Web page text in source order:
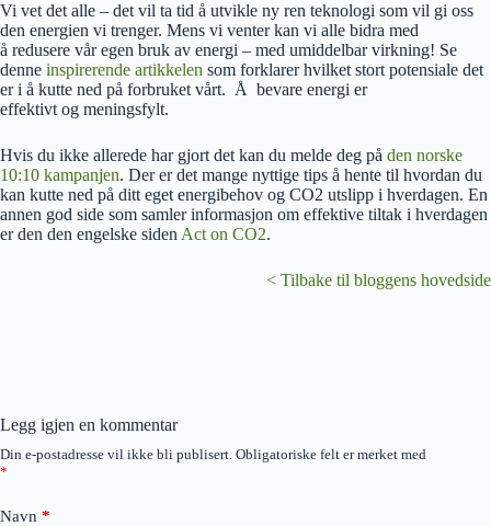
Vi vet det alle – det vil ta tid å utvikle ny ren teknologi som vil gi oss
den energien vi trenger. Mens vi venter kan vi alle bidra med
å redusere vår egen bruk av energi – med umiddelbar virkning! Se
denne inspirerende artikkelen som forklarer hvilket stort potensiale det
er i å kutte ned på forbruket vårt. Å bevare energi er
effektivt og meningsfylt.
Hvis du ikke allerede har gjort det kan du melde deg på den norske
10:10 kampanjen. Der er det mange nyttige tips å hente til hvordan du
kan kutte ned på ditt eget energibehov og CO2 utslipp i hverdagen. En
annen god side som samler informasjon om effektive tiltak i hverdagen
er den den engelske siden Act on CO2.
< Tilbake til bloggens hovedside
Legg igjen en kommentar
Din e-postadresse vil ikke bli publisert. Obligatoriske felt er merket med
*
Navn *